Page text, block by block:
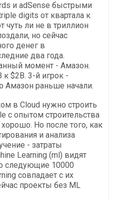
и adSense быстрыми
digits от квартала к
чуть ли не в триллион
но сейчас
денег в
два года.
момент - Амазон.
$2B. 3-й игрок -
Амазон раньше начали.
в Cloud нужно строить
с опытом строительства
Но после того, как
и анализа
- затраты
Learning (ml) видят
следующие 10000
совпадает с их
проекты без ML